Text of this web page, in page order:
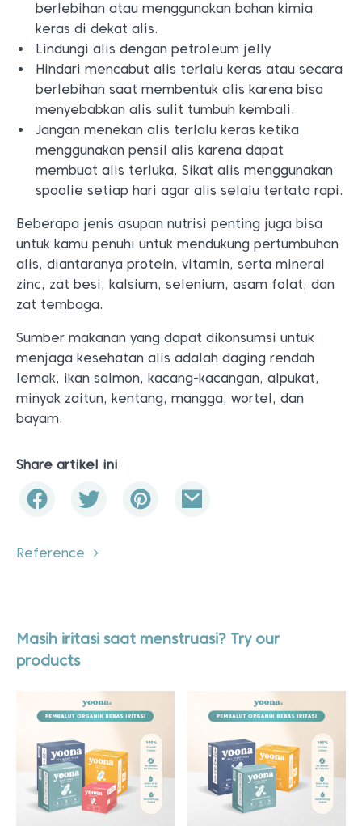
berlebihan atau menggunakan bahan kimia
keras di dekat alis.
Lindungi alis dengan petroleum jelly
Hindari mencabut alis terlalu keras atau secara
berlebihan saat membentuk alis karena bisa
menyebabkan alis sulit tumbuh kembali.
Jangan menekan alis terlalu keras ketika
menggunakan pensil alis karena dapat
membuat alis terluka. Sikat alis menggunakan
spoolie setiap hari agar alis selalu tertata rapi.
Beberapa jenis asupan nutrisi penting juga bisa
untuk kamu penuhi untuk mendukung pertumbuhan
alis, diantaranya protein, vitamin, serta mineral
zinc, zat besi, kalsium, selenium, asam folat, dan
zat tembaga.
Sumber makanan yang dapat dikonsumsi untuk
menjaga kesehatan alis adalah daging rendah
lemak, ikan salmon, kacang-kacangan, alpukat,
minyak zaitun, kentang, mangga, wortel, dan
bayam.
Share artikel ini
Reference
Masih iritasi saat menstruasi? Try our
products